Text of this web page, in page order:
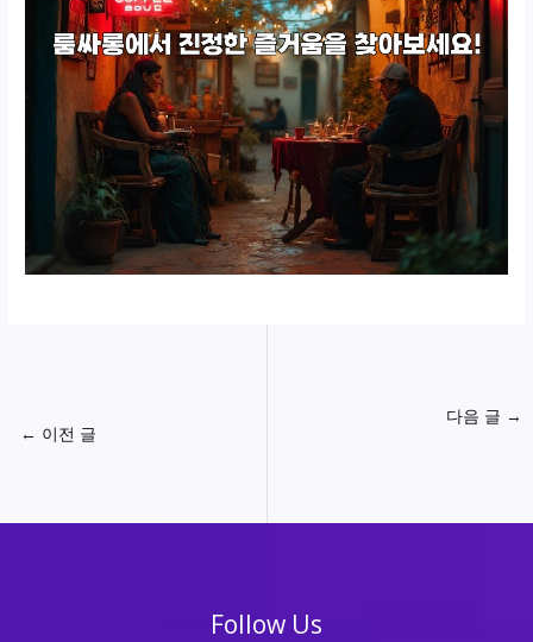
← 이전 글
다음 글 →
Follow Us